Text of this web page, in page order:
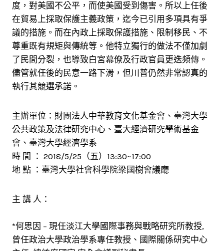
度，對美國不公平，而使美國受到傷害。所以上任後
在貿易上採取保護主義政策，迄今已引用多項具有爭
議的措施。而在內政上採取保護措施、限制移民、不
尊重既有規矩與傳統等。他特立獨行的做法不僅加劇
了民間分裂，也導致白宮幕僚及行政官員更迭頻傳。
儘管就任後的民意一路下滑，但川普仍然非常認真的
執行其競選承諾。
主辦單位：財團法人中華教育文化基金會、臺灣大學
公共政策及法律研究中心、臺大經濟研究學術基金
會、臺灣大學經濟學系
時 間 ： 2018/5/25（五）13:30~17:00
地 點 ：臺灣大學社會科學院梁國樹會議廳
主 講 人：
*何思因 – 現任淡江大學國際事務與戰略研究所教授,
曾任政治大學政治學系專任教授、國際關係研究中心